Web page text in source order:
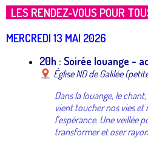
LES RENDEZ-VOUS POUR
MERCREDI 13 MAI 2026
20h : Soirée louange -
Église ND de Galilée
Dans la louange, le
vient toucher nos vies et
l’espérance. Une veillée
transformer et oser